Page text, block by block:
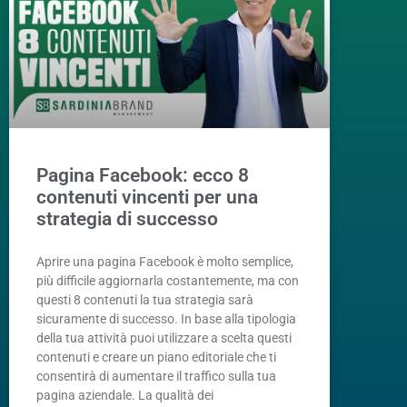
Pagina Facebook: ecco 8
contenuti vincenti per una
strategia di successo
Aprire una pagina Facebook è molto semplice,
più difficile aggiornarla costantemente, ma con
questi 8 contenuti la tua strategia sarà
sicuramente di successo. In base alla tipologia
della tua attività puoi utilizzare a scelta questi
contenuti e creare un piano editoriale che ti
consentirà di aumentare il traffico sulla tua
pagina aziendale. La qualità dei